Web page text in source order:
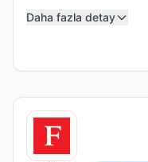
Daha fazla detay